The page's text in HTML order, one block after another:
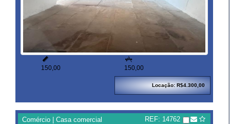

150,00

150,00
Locação: R$4.300,00
Comércio | Casa comercial
REF: 14762